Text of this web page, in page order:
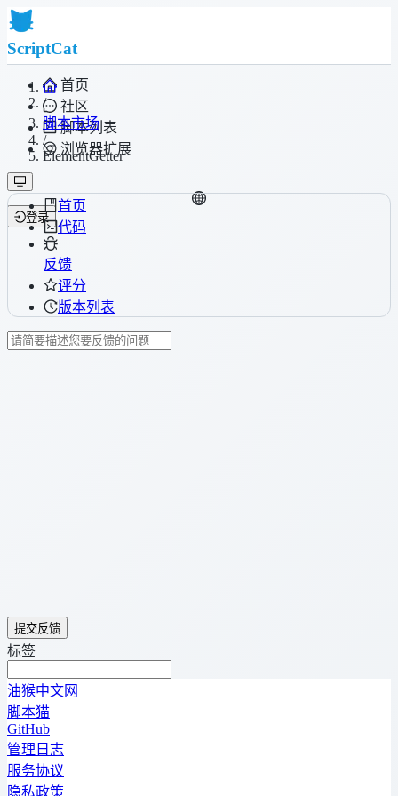
ScriptCat
首页
社区
脚本列表
浏览器扩展
登录
/
脚本市场
/
ElementGetter
首页
代码
反馈
评分
版本列表
提交反馈
标签
油猴中文网
脚本猫
GitHub
管理日志
服务协议
隐私政策